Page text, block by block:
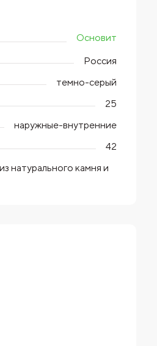
Основит
Россия
темно-серый
25
наружные-внутренние
42
натурального камня и